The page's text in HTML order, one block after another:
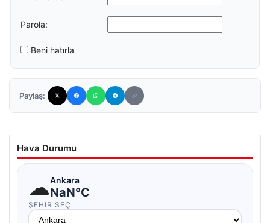
Parola:
Beni hatırla
Paylaş:
Hava Durumu
☁Ankara
NaN°C
ŞEHIR SEÇ